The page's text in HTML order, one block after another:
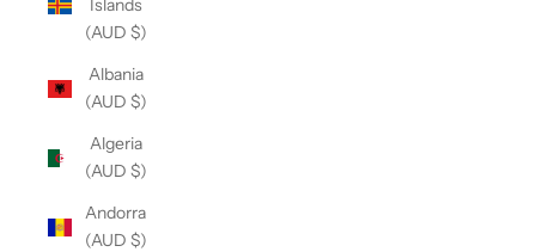
Islands
(AUD $)
Albania
(AUD $)
Algeria
(AUD $)
Andorra
(AUD $)